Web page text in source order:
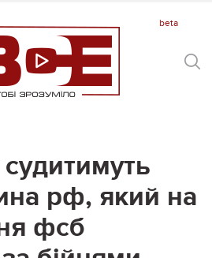
рф, який на
фсб